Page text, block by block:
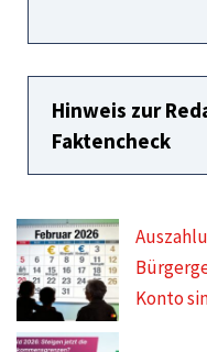
Hinweis zur
Faktencheck
Konto